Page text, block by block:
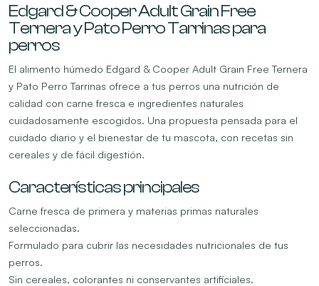
Edgard & Cooper Adult Grain Free
Ternera y Pato Perro Tarrinas para
perros
El alimento húmedo Edgard & Cooper Adult Grain Free Ternera
y Pato Perro Tarrinas ofrece a tus perros una nutrición de
calidad con carne fresca e ingredientes naturales
cuidadosamente escogidos. Una propuesta pensada para el
cuidado diario y el bienestar de tu mascota, con recetas sin
cereales y de fácil digestión.
Características principales
Carne fresca de primera y materias primas naturales
seleccionadas.
Formulado para cubrir las necesidades nutricionales de tus
perros.
Sin cereales, colorantes ni conservantes artificiales.